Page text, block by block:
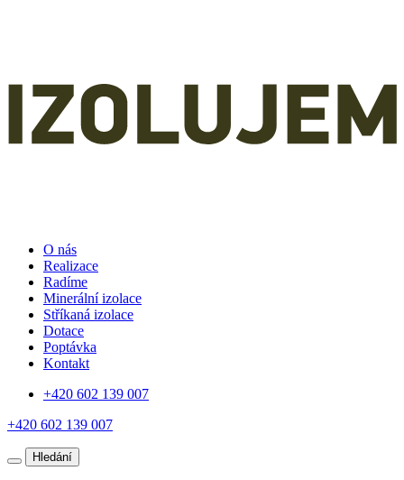
O nás
Realizace
Radíme
Minerální izolace
Stříkaná izolace
Dotace
Poptávka
Kontakt
+420 602 139 007
+420 602 139 007
Hledání